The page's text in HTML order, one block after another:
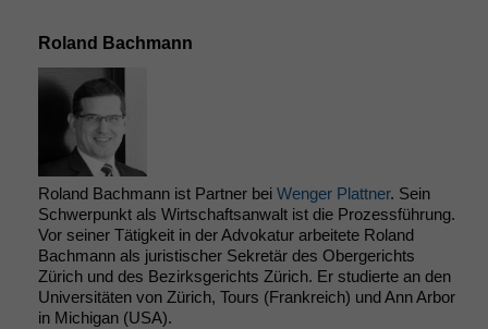
Roland Bachmann
Roland Bachmann ist Partner bei Wenger Plattner. Sein
Schwerpunkt als Wirtschaftsanwalt ist die Prozessführung.
Vor seiner Tätigkeit in der Advokatur arbeitete Roland
Bachmann als juristischer Sekretär des Obergerichts
Zürich und des Bezirksgerichts Zürich. Er studierte an den
Universitäten von Zürich, Tours (Frankreich) und Ann Arbor
in Michigan (USA).